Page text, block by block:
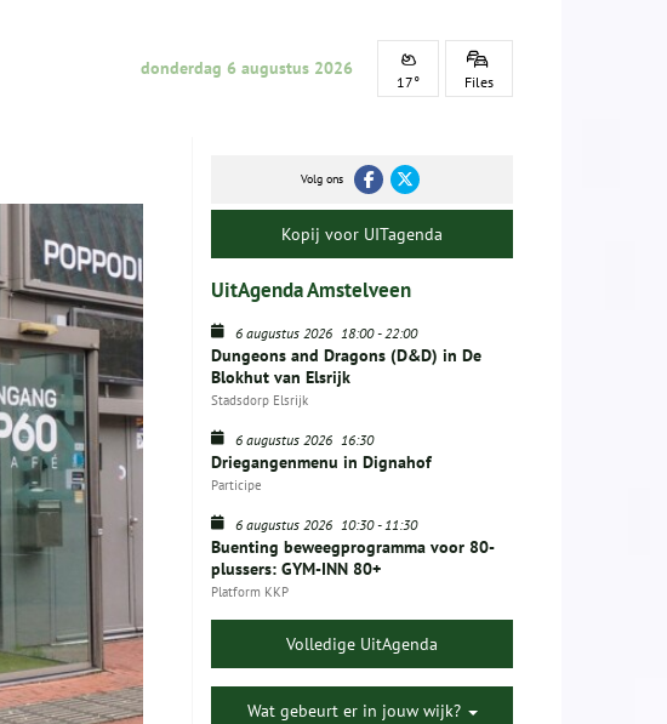
donderdag 6 augustus 2026
17° Files
Volg ons
Kopij voor UITagenda
UitAgenda Amstelveen
6 augustus 2026 18:00-22:00
Dungeons and Dragons (D&D) in De
Blokhut van Elsrijk
Stadsdorp Elsrijk
6 augustus 2026 16:30
Driegangenmenu in Dignahof
Participe
6 augustus 2026 10:30-11:30
Buenting beweegprogramma voor 80-
plussers: GYM-INN 80+
Platform KKP
Volledige UitAgenda
Wat gebeurt er in jouw wijk?